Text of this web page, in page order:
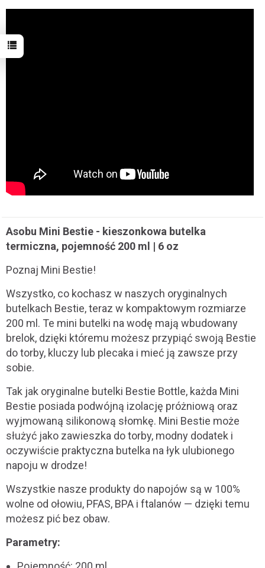
Asobu Mini Bestie - kieszonkowa butelka
termiczna, pojemność 200 ml | 6 oz
Poznaj Mini Bestie!
Wszystko, co kochasz w naszych oryginalnych
butelkach Bestie, teraz w kompaktowym rozmiarze
200 ml. Te mini butelki na wodę mają wbudowany
brelok, dzięki któremu możesz przypiąć swoją Bestie
do torby, kluczy lub plecaka i mieć ją zawsze przy
sobie.
Tak jak oryginalne butelki Bestie Bottle, każda Mini
Bestie posiada podwójną izolację próżniową oraz
wyjmowaną silikonową słomkę. Mini Bestie może
służyć jako zawieszka do torby, modny dodatek i
oczywiście praktyczna butelka na łyk ulubionego
napoju w drodze!
Wszystkie nasze produkty do napojów są w 100%
wolne od ołowiu, PFAS, BPA i ftalanów — dzięki temu
możesz pić bez obaw.
Parametry: